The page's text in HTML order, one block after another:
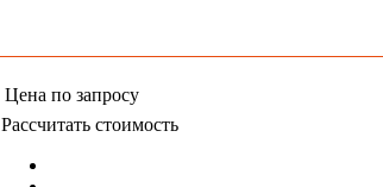
Цена по запросу
Рассчитать стоимость